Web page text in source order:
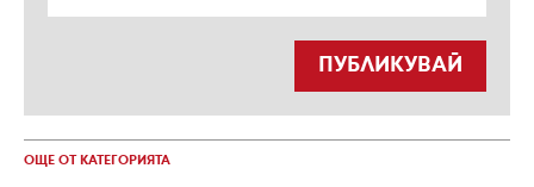
ПУБЛИКУВАЙ
ОЩЕ ОТ КАТЕГОРИЯТА